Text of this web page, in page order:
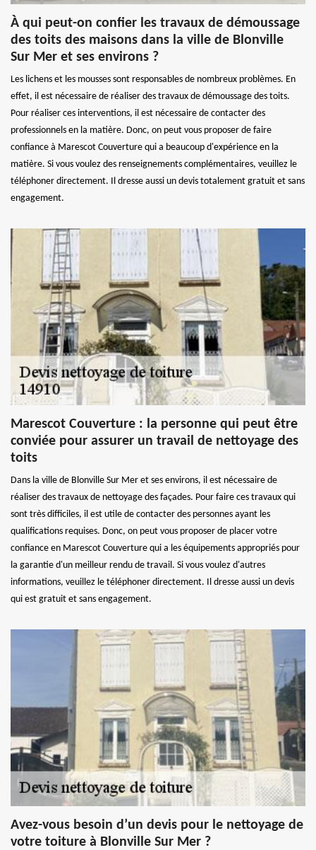
À qui peut-on confier les travaux de démoussage
des toits des maisons dans la ville de Blonville
Sur Mer et ses environs ?
Les lichens et les mousses sont responsables de nombreux problèmes. En
effet, il est nécessaire de réaliser des travaux de démoussage des toits.
Pour réaliser ces interventions, il est nécessaire de contacter des
professionnels en la matière. Donc, on peut vous proposer de faire
confiance à Marescot Couverture qui a beaucoup d'expérience en la
matière. Si vous voulez des renseignements complémentaires, veuillez le
téléphoner directement. Il dresse aussi un devis totalement gratuit et sans
engagement.
Marescot Couverture : la personne qui peut être
conviée pour assurer un travail de nettoyage des
toits
Dans la ville de Blonville Sur Mer et ses environs, il est nécessaire de
réaliser des travaux de nettoyage des façades. Pour faire ces travaux qui
sont très difficiles, il est utile de contacter des personnes ayant les
qualifications requises. Donc, on peut vous proposer de placer votre
confiance en Marescot Couverture qui a les équipements appropriés pour
la garantie d'un meilleur rendu de travail. Si vous voulez d'autres
informations, veuillez le téléphoner directement. Il dresse aussi un devis
qui est gratuit et sans engagement.
Avez-vous besoin d’un devis pour le nettoyage de
votre toiture à Blonville Sur Mer ?